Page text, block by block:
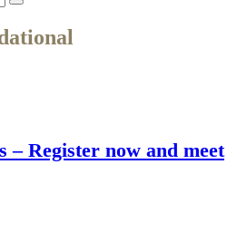
– Register now and meet